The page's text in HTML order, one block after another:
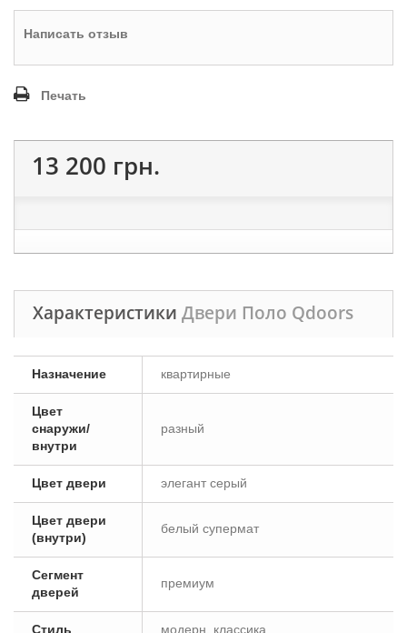
Написать отзыв
Печать
13 200 грн.
Характеристики Двери Поло Qdoors
Назначение квартирные
Цвет
снаружи/
внутри
разный
Цвет двери элегант серый
Цвет двери
(внутри)
белый супермат
Сегмент
дверей
премиум
Стиль модерн, классика